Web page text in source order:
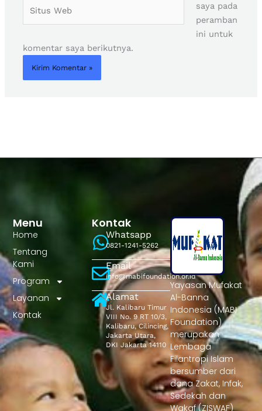
Web
saya pada
peramban
ini untuk
komentar saya berikutnya.
Menu
Home
Tentang
Kami
Program
Layanan
Kontak
Kontak
Whatsapp
0821-1241-5262
Email
info@mabifoundation.or.id
Alamat
Jl. Kalibaru Timur
VIII No. 9 RT 10/3,
Kalibaru, Cilincing,
Jakarta Utara,
DKI Jakarta 14110
Yayasan Mufakat
Al-Banna
Indonesia (MABI
Foundation)
merupakan
Lembaga
Filantropi Islam
bersumber dari
dana Zakat, Infak,
Sedekah dan
Wakaf (ZISWAF)